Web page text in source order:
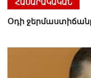
ՀԱՍԱՐԱԿԱԿԱՆ
Օդի